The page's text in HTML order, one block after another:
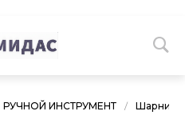
РУЧНОЙ ИНСТРУМЕНТ /